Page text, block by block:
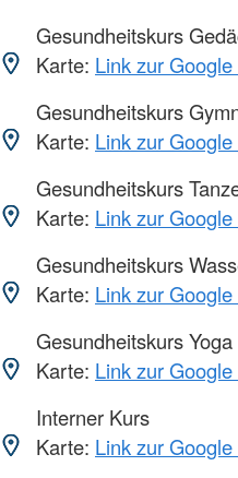
Gesundheitskurs
Karte: Link zur
Gesundheitskurs
Karte: Link zur
Gesundheitskurs
Karte: Link zur
Gesundheitskurs
Karte: Link zur
Gesundheitskurs Yoga
Karte: Link zur
Interner Kurs
Karte: Link zur